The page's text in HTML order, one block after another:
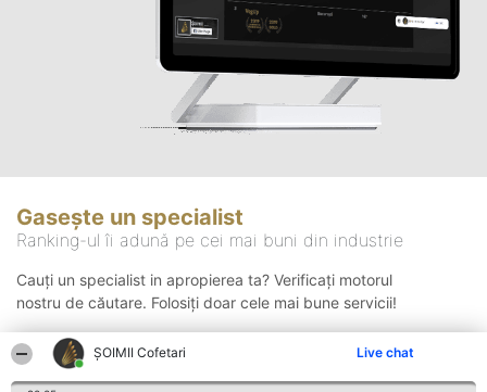
ȘOIMII Cofetari Live chat
Gasește un specialist
Ranking-ul îi adună pe cei mai buni din industrie
Cauți un specialist in apropierea ta? Verificați motorul
nostru de căutare. Folosiți doar cele mai bune servicii!